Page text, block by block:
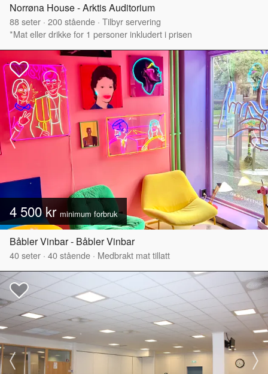
Norrøna House - Arktis Auditorium
88seter · 200stående · Tilbyr servering
*Mat eller drikke for 1 personer inkludert i prisen
4 500 kr minimum forbruk
Båbler Vinbar - Båbler Vinbar
40seter · 40stående · Medbrakt mat tillatt